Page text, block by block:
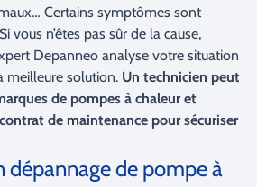
Certains symptômes sont
vous n’êtes pas sûr de la cause,
Depanneo analyse votre situation
meilleure solution. Un technicien peut
de pompes à chaleur et
de maintenance pour sécuriser
dépannage de pompe à